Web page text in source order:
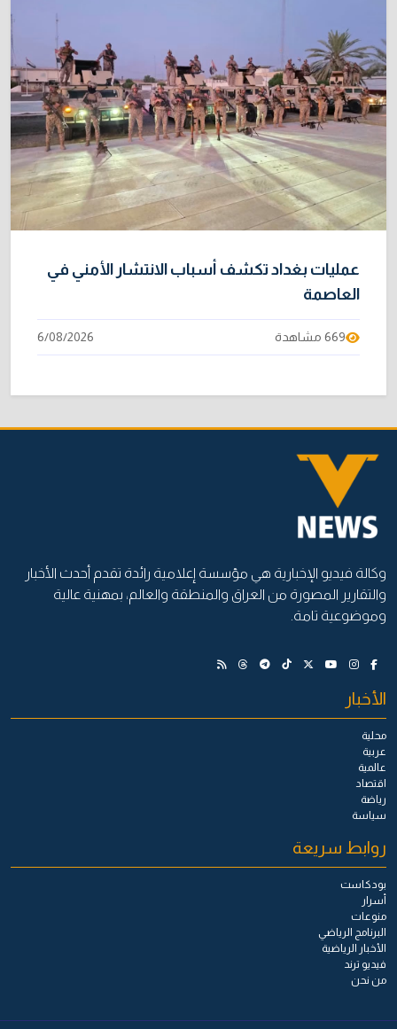
عمليات بغداد تكشف أسباب الانتشار الأمني في
العاصمة
669 مشاهدة 6/08/2026
وكالة فيديو الإخبارية هي مؤسسة إعلامية رائدة تقدم أحدث الأخبار
والتقارير المصورة من العراق والمنطقة والعالم، بمهنية عالية
وموضوعية تامة.
الأخبار
محلية
عربية
عالمية
اقتصاد
رياضة
سياسة
روابط سريعة
بودكاست
أسرار
منوعات
البرنامج الرياضي
الأخبار الرياضية
فيديو ترند
من نحن